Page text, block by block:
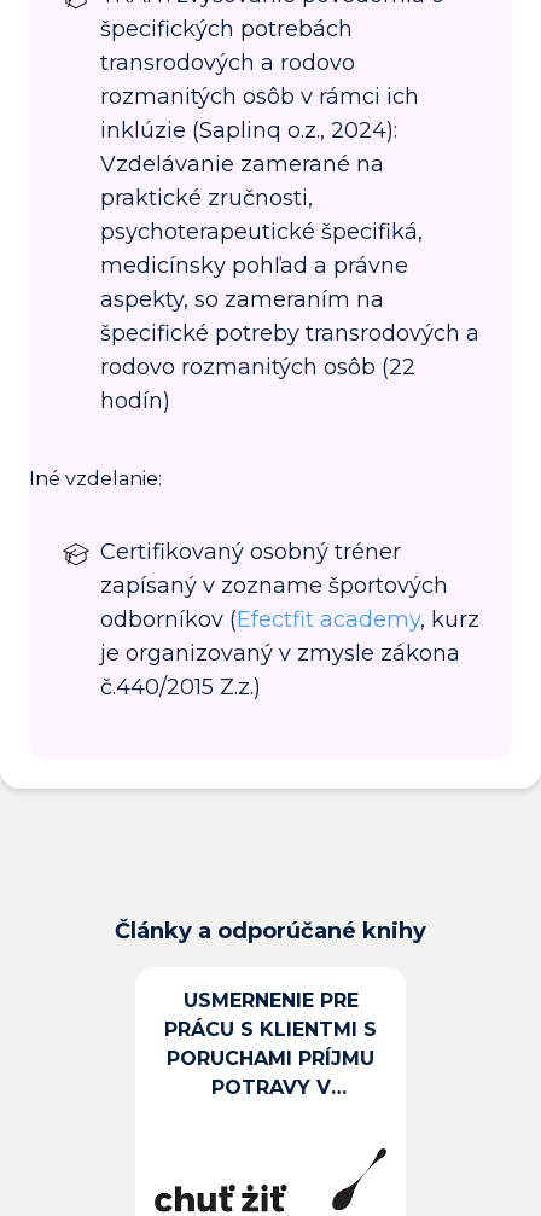
špecifických potrebách
transrodových a rodovo
rozmanitých osôb v rámci ich
inklúzie (Saplinq o.z., 2024):
Vzdelávanie zamerané na
praktické zručnosti,
psychoterapeutické špecifiká,
medicínsky pohľad a právne
aspekty, so zameraním na
špecifické potreby transrodových a
rodovo rozmanitých osôb (22
hodín)
Iné vzdelanie:
Certifikovaný osobný tréner
zapísaný v zozname športových
odborníkov (Efectfit academy, kurz
je organizovaný v zmysle zákona
č.440/2015 Z.z.)
Články a odporúčané knihy
USMERNENIE PRE
PRÁCU S KLIENTMI S
PORUCHAMI PRÍJMU
POTRAVY V
PPPLATFORMA